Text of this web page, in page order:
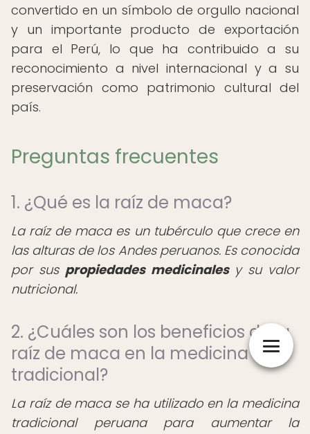
convertido en un símbolo de orgullo nacional
y un importante producto de exportación
para el Perú, lo que ha contribuido a su
reconocimiento a nivel internacional y a su
preservación como patrimonio cultural del
país.
Preguntas frecuentes
1. ¿Qué es la raíz de maca?
La raíz de maca es un tubérculo que crece en
las alturas de los Andes peruanos. Es conocida
por sus propiedades medicinalesy su valor
nutricional.
2. ¿Cuáles son los beneficios de la
raíz de maca en la medicina
tradicional?
La raíz de maca se ha utilizado en la medicina
tradicional peruana para aumentar la